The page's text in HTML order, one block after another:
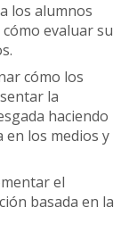
los alumnos
evaluar su
cómo los
la
haciendo
en los medios y
el
basada en la